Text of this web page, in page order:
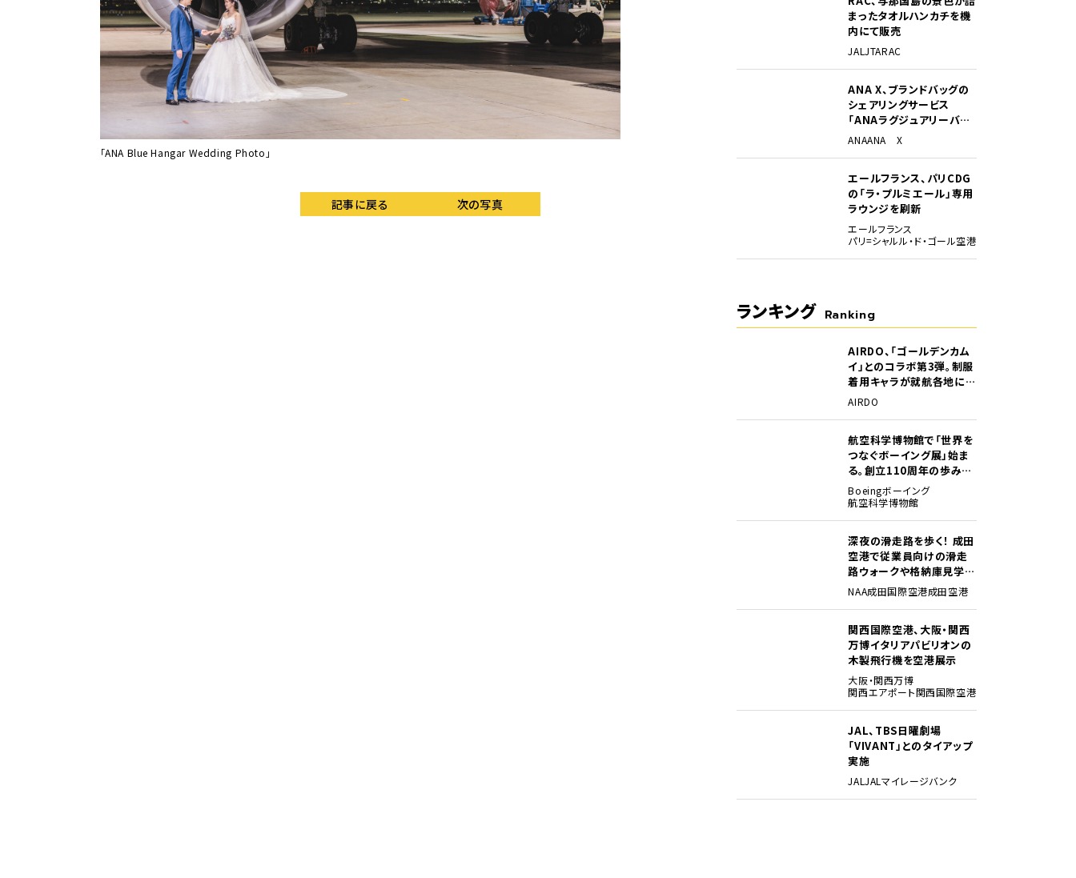
「ANA Blue Hangar Wedding Photo」
記事に戻る 次の写真
まったタオルハンカチを機
内にて販売
JALJTARAC
ANA X、ブランドバッグの
シェアリングサービス
「ANAラグジュアリーバッ
グ」開始
ANAANA X
エールフランス、パリCDG
の「ラ・プルミエール」専用
ラウンジを刷新
エールフランス
パリ=シャルル・ド・ゴール空港
ランキング Ranking
AIRDO、「ゴールデンカム
イ」とのコラボ第3弾。制服
着用キャラが就航各地に登
場
AIRDO
航空科学博物館で「世界を
つなぐボーイング展」始ま
る。創立110周年の歩みを
貴重な資料でたどる
Boeingボーイング
航空科学博物館
深夜の滑走路を歩く！ 成田
空港で従業員向けの滑走
路ウォークや格納庫見学イ
ベントを初開催
NAA成田国際空港成田空港
関西国際空港、大阪・関西
万博イタリアパビリオンの
木製飛行機を空港展示
大阪・関西万博
関西エアポート関西国際空港
JAL、TBS日曜劇場
「VIVANT」とのタイアップ
実施
JALJALマイレージバンク